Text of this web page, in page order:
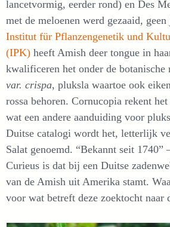
lancetvormig, eerder rond) en Des
met de meloenen werd gezaaid,
Institut für Pflanzengenetik und
(IPK) heeft Amish deer tongue in
kwalificeren het onder de botanische
var. crispa, pluksla waartoe ook
rossa behoren. Cornucopia rekent
wat een andere aanduiding voor
Duitse catalogi wordt het, letterlijk
Salat genoemd. “Bekannt seit 1740”
Curieus is dat bij een Duitse
van de Amish uit Amerika stamt.
voor wat betreft deze zoektocht naar